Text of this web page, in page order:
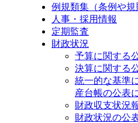
例規類集（条例や規
人事・採用情報
定期監査
財政状況
予算に関する
決算に関する
統一的な基準
産台帳の公表
財政収支状況
財政状況の公